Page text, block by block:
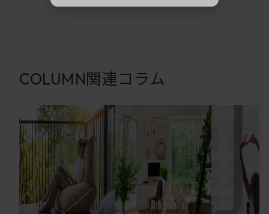
COLUMN関連コラム